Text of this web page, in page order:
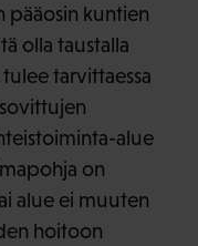
pääosin kuntien
olla taustalla
tarvittaessa
alue
on
alue ei muuten
hoitoon